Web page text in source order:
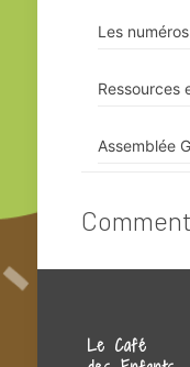
Les
Ressources
Assemblée
Le Café